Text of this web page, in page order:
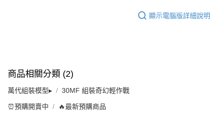
顯示電腦版詳細說明
商品相關分類 (2)
萬代組裝模型▸ 30MF 組裝奇幻輕作戰
⏰預購開賣中 🔥最新預購商品